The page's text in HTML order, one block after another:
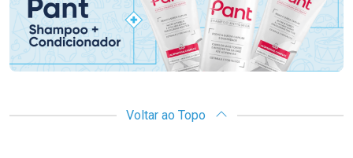
Voltar ao Topo